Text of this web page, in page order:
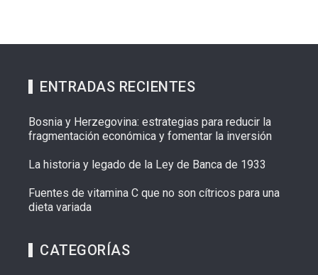
ENTRADAS RECIENTES
Bosnia y Herzegovina: estrategias para reducir la
fragmentación económica y fomentar la inversión
La historia y legado de la Ley de Banca de 1933
Fuentes de vitamina C que no son cítricos para una
dieta variada
CATEGORÍAS